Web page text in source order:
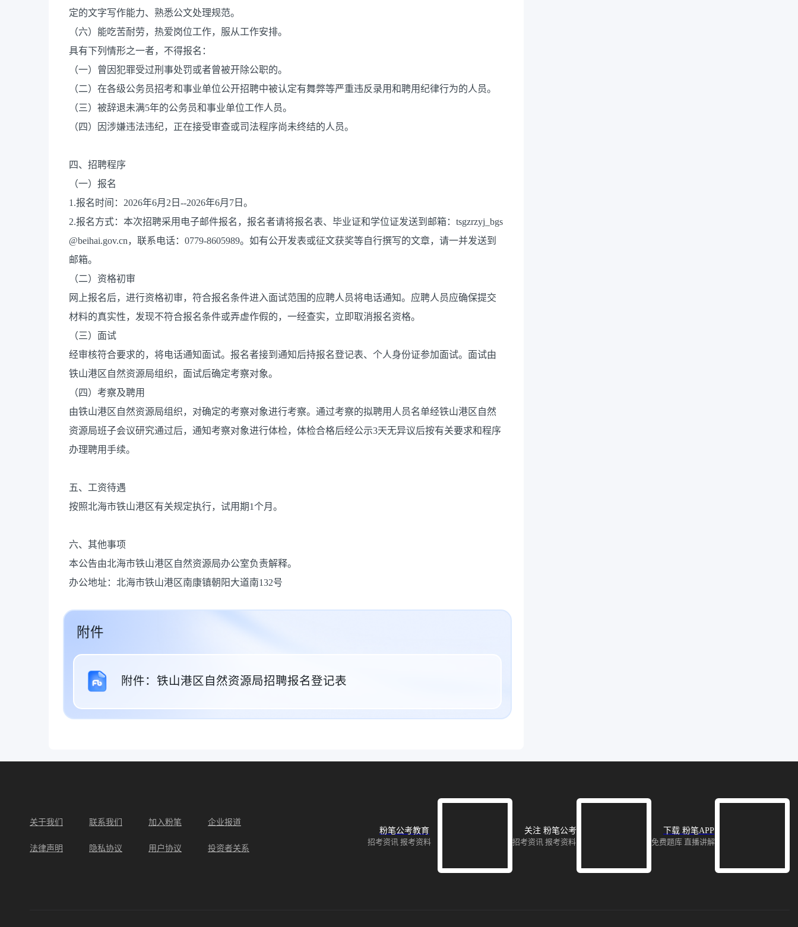
定的文字写作能力、熟悉公文处理规范。
（六）能吃苦耐劳，热爱岗位工作，服从工作安排。
具有下列情形之一者，不得报名：
（一）曾因犯罪受过刑事处罚或者曾被开除公职的。
（二）在各级公务员招考和事业单位公开招聘中被认定有舞弊等严重违反录用和聘用纪律行为的人员。
（三）被辞退未满5年的公务员和事业单位工作人员。
（四）因涉嫌违法违纪，正在接受审查或司法程序尚未终结的人员。
四、招聘程序
（一）报名
1.报名时间：2026年6月2日--2026年6月7日。
2.报名方式：本次招聘采用电子邮件报名，报名者请将报名表、毕业证和学位证发送到邮箱：tsgzrzyj_bgs
@beihai.gov.cn，联系电话：0779-8605989。如有公开发表或征文获奖等自行撰写的文章，请一并发送到
邮箱。
（二）资格初审
网上报名后，进行资格初审，符合报名条件进入面试范围的应聘人员将电话通知。应聘人员应确保提交
材料的真实性，发现不符合报名条件或弄虚作假的，一经查实，立即取消报名资格。
（三）面试
经审核符合要求的，将电话通知面试。报名者接到通知后持报名登记表、个人身份证参加面试。面试由
铁山港区自然资源局组织，面试后确定考察对象。
（四）考察及聘用
由铁山港区自然资源局组织，对确定的考察对象进行考察。通过考察的拟聘用人员名单经铁山港区自然
资源局班子会议研究通过后，通知考察对象进行体检，体检合格后经公示3天无异议后按有关要求和程序
办理聘用手续。
五、工资待遇
按照北海市铁山港区有关规定执行，试用期1个月。
六、其他事项
本公告由北海市铁山港区自然资源局办公室负责解释。
办公地址：北海市铁山港区南康镇朝阳大道南132号
附件
附件：铁山港区自然资源局招聘报名登记表
关于我们 联系我们 加入粉笔 企业报道
法律声明 隐私协议 用户协议 投资者关系
粉笔公考教育
招考资讯 报考资料
关注 粉笔公考
招考资讯 报考资料
下载 粉笔APP
免费题库 直播讲解